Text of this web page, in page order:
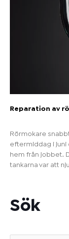
Reparation av
Rörmokare
eftermiddag i juni
hem från jobbet.
tankarna var att
Sök